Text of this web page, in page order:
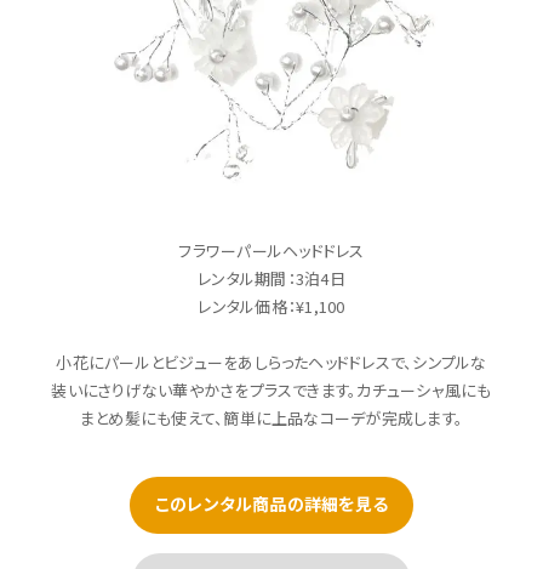
フラワーパールヘッドドレス
レンタル期間：3泊4日
レンタル価格：¥1,100
小花にパールとビジューをあしらったヘッドドレスで、シンプルな
装いにさりげない華やかさをプラスできます。カチューシャ風にも
まとめ髪にも使えて、簡単に上品なコーデが完成します。
このレンタル商品の詳細を見る